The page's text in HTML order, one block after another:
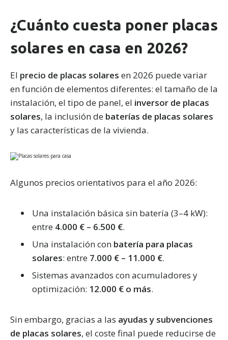
¿Cuánto cuesta poner placas
solares en casa en 2026?
El precio de placas solares en 2026 puede variar
en función de elementos diferentes: el tamaño de la
instalación, el tipo de panel, el inversor de placas
solares, la inclusión de baterías de placas solares
y las características de la vivienda.
Algunos precios orientativos para el año 2026:
Una instalación básica sin batería (3–4 kW):
entre 4.000 € – 6.500 €.
Una instalación con batería para placas
solares: entre 7.000 € – 11.000 €.
Sistemas avanzados con acumuladores y
optimización: 12.000 € o más.
Sin embargo, gracias a las ayudas y subvenciones
de placas solares, el coste final puede reducirse de